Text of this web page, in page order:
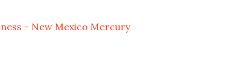
- New Mexico Mercury